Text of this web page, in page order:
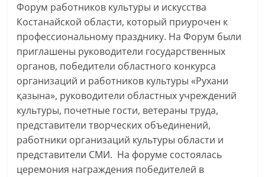
Форум работников культуры и искусства
Костанайской области, который приурочен к
профессиональному празднику. На Форум были
приглашены руководители государственных
органов, победители областного конкурса
организаций и работников культуры «Рухани
қазына», руководители областных учреждений
культуры, почетные гости, ветераны труда,
представители творческих объединений,
работники организаций культуры области и
представители СМИ. На форуме состоялась
церемония награждения победителей в